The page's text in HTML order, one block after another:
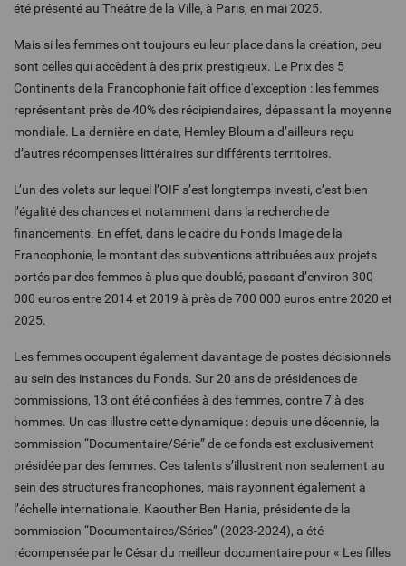
été présenté au Théâtre de la Ville, à Paris, en mai 2025.
Mais si les femmes ont toujours eu leur place dans la création, peu
sont celles qui accèdent à des prix prestigieux. Le Prix des 5
Continents de la Francophonie fait office d'exception : les femmes
représentant près de 40% des récipiendaires, dépassant la moyenne
mondiale. La dernière en date, Hemley Bloum a d’ailleurs reçu
d’autres récompenses littéraires sur différents territoires.
L’un des volets sur lequel l’OIF s’est longtemps investi, c’est bien
l’égalité des chances et notamment dans la recherche de
financements. En effet, dans le cadre du Fonds Image de la
Francophonie, le montant des subventions attribuées aux projets
portés par des femmes à plus que doublé, passant d’environ 300
000 euros entre 2014 et 2019 à près de 700 000 euros entre 2020 et
2025.
Les femmes occupent également davantage de postes décisionnels
au sein des instances du Fonds. Sur 20 ans de présidences de
commissions, 13 ont été confiées à des femmes, contre 7 à des
hommes. Un cas illustre cette dynamique : depuis une décennie, la
commission “Documentaire/Série” de ce fonds est exclusivement
présidée par des femmes. Ces talents s’illustrent non seulement au
sein des structures francophones, mais rayonnent également à
l’échelle internationale. Kaouther Ben Hania, présidente de la
commission “Documentaires/Séries” (2023-2024), a été
récompensée par le César du meilleur documentaire pour « Les filles